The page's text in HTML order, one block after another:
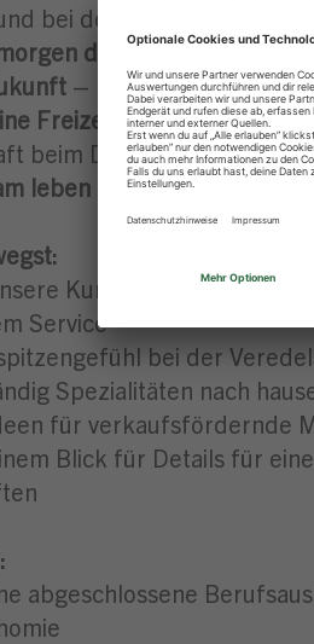
bei der DERTOUR Group
denken– wir bieten
– mit unseren
Freizeit
– wir bieten dir
beim Deutschen
leben – konzernweite
Kund:innen mit einer
Service
bei der
Spezialitäten nach
für verkaufsfördernde
Blick für Details für
abgeschlossene